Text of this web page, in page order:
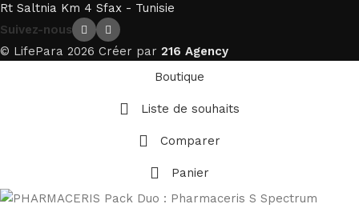
Rt Saltnia Km 4 Sfax - Tunisie
Suivez-nous
© LifePara 2026 Créer par 216 Agency
Boutique
Liste de souhaits
Comparer
Panier